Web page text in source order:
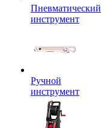
Пневматический
инструмент
Ручной
инструмент